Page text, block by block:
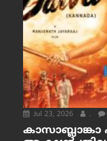
Jul 23, 2026 .